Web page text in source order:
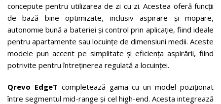
concepute pentru utilizarea de zi cu zi. Acestea oferă funcții
de bază bine optimizate, inclusiv aspirare și mopare,
autonomie bună a bateriei și control prin aplicație, fiind ideale
pentru apartamente sau locuințe de dimensiuni medii. Aceste
modele pun accent pe simplitate și eficiența aspirării, fiind
potrivite pentru întreținerea regulată a locuinței.
Qrevo EdgeT completează gama cu un model poziționat
între segmentul mid-range și cel high-end. Acesta integrează